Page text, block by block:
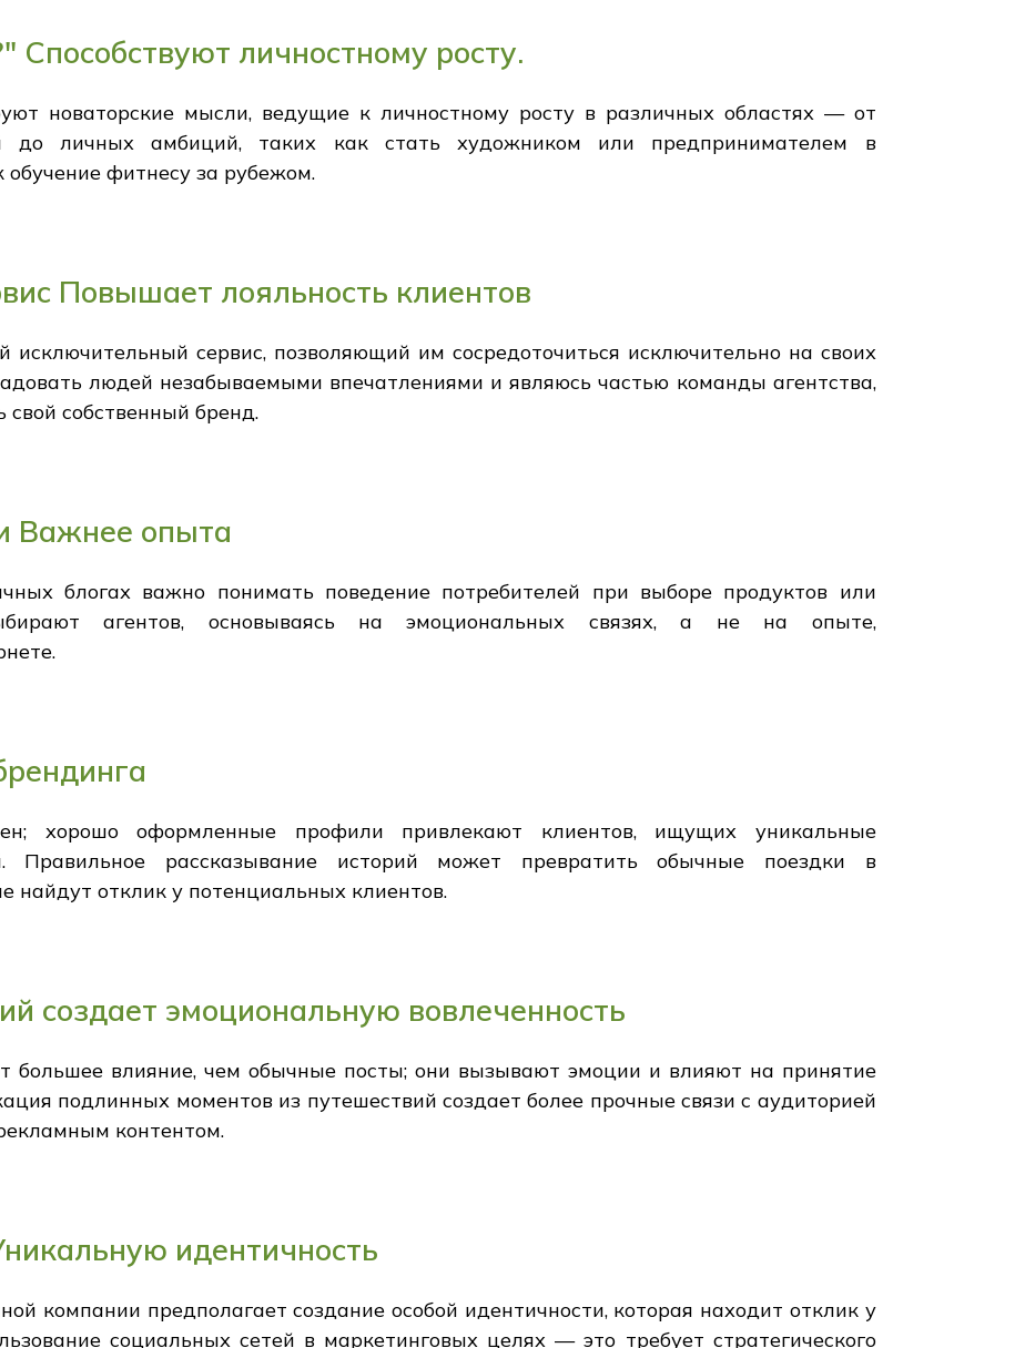
Способствуют личностному росту.
новаторские мысли, ведущие к личностному росту в различных областях — от
до личных амбиций, таких как стать художником или предпринимателем в
фитнесу за рубежом.
Повышает лояльность клиентов
сервис, позволяющий им сосредоточиться исключительно на своих
людей незабываемыми впечатлениями и являюсь частью команды агентства,
свой собственный бренд.
Важнее опыта
блогах важно понимать поведение потребителей при выборе продуктов или
агентов, основываясь на эмоциональных связях, а не на опыте,
хорошо оформленные профили привлекают клиентов, ищущих уникальные
Правильное рассказывание историй может превратить обычные поездки в
найдут отклик у потенциальных клиентов.
создает эмоциональную вовлеченность
большее влияние, чем обычные посты; они вызывают эмоции и влияют на принятие
подлинных моментов из путешествий создает более прочные связи с аудиторией
контентом.
идентичность
компании предполагает создание особой идентичности, которая находит отклик у
социальных сетей в маркетинговых целях — это требует стратегического